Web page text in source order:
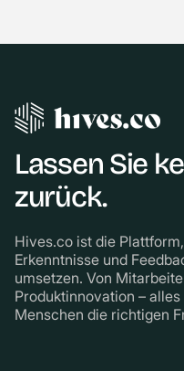
Lassen Sie
zurück.
Hives.co ist die
Erkenntnisse und
umsetzen. Von
Produktinnovation –
Menschen die richtigen